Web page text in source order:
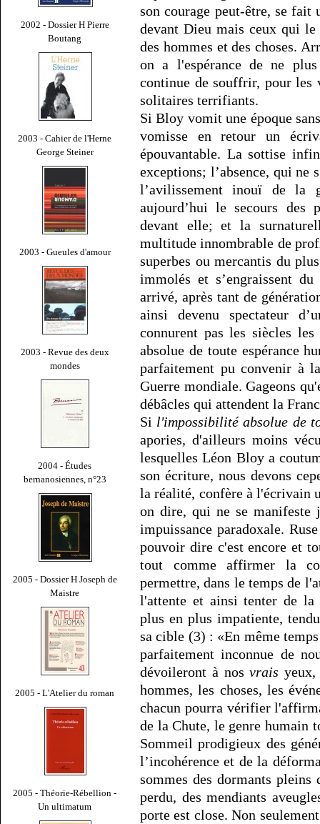
2002 - Dossier H Pierre
Boutang
2003 - Cahier de l'Herne
George Steiner
2003 - Gueules d'amour
2003 - Revue des deux
mondes
2004 - Études
bernanosiennes, n°23
2005 - Dossier H Joseph de
Maistre
2005 - L'Atelier du roman
2005 - Théorie-Rébellion -
Un ultimatum
son courage peut-être, se fait
devant Dieu mais ceux qui
des hommes et des choses.
on a l'espérance de ne
continue de souffrir, pour les
solitaires terrifiants.
Si Bloy vomit une époque
vomisse en retour un
épouvantable. La sottise
exceptions; l’absence, qui ne
l’avilissement inouï de la
aujourd’hui le secours des
devant elle; et la
multitude innombrable de
superbes ou mercantis du
immolés et s’engraissent
arrivé, après tant de
ainsi devenu spectateur
connurent pas les siècles
absolue de toute espérance
parfaitement pu convenir à
Guerre mondiale. Gageons
débâcles qui attendent la
Si l'impossibilité absolue de
apories, d'ailleurs moins
lesquelles Léon Bloy a
son écriture, nous devons
la réalité, confère à l'écrivain
on dire, qui ne se manifeste
impuissance paradoxale.
pouvoir dire c'est encore et
tout comme affirmer la
permettre, dans le temps de
l'attente et ainsi tenter de
plus en plus impatiente,
sa cible (3) : «En même
parfaitement inconnue de
dévoileront à nosvrais
hommes, les choses, les
chacun pourra vérifier
de la Chute, le genre humain
Sommeil prodigieux des
l’incohérence et de la
sommes des dormants pleins
perdu, des mendiants
porte est close. Non